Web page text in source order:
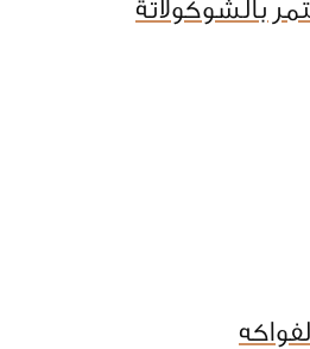
بالشوكولاتة